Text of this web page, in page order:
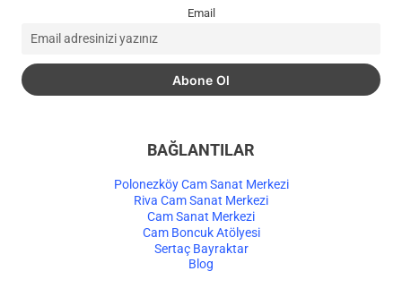
Email
BAĞLANTILAR
Polonezköy Cam Sanat Merkezi
Riva Cam Sanat Merkezi
Cam Sanat Merkezi
Cam Boncuk Atölyesi
Sertaç Bayraktar
Blog